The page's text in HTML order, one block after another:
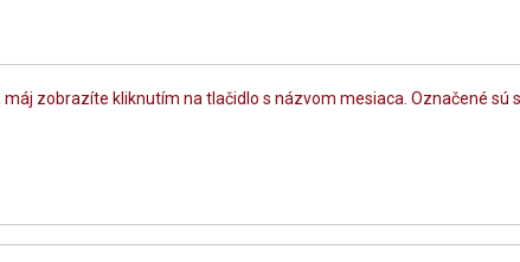
zobrazíte kliknutím na tlačidlo s názvom mesiaca. Označené sú